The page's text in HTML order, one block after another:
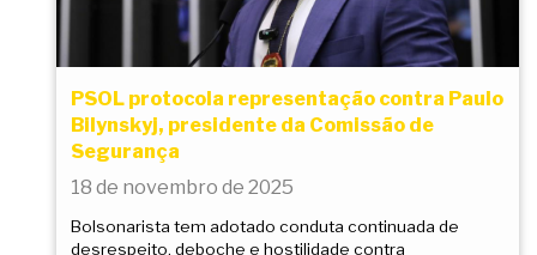
PSOL protocola representação contra Paulo
Bilynskyj, presidente da Comissão de
Segurança
18 de novembro de 2025
Bolsonarista tem adotado conduta continuada de
desrespeito, deboche e hostilidade contra